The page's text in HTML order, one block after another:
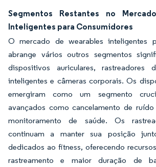
Segmentos Restantes no
Inteligentes para Consumidores
O mercado de wearables inteligentes
abrange vários outros segmentos
dispositivos auriculares, rastreadores
inteligentes e câmeras corporais. Os
emergiram como um segmento
avançados como cancelamento de
monitoramento de saúde. Os
continuam a manter sua posição
dedicados ao fitness, oferecendo
rastreamento e maior duração de